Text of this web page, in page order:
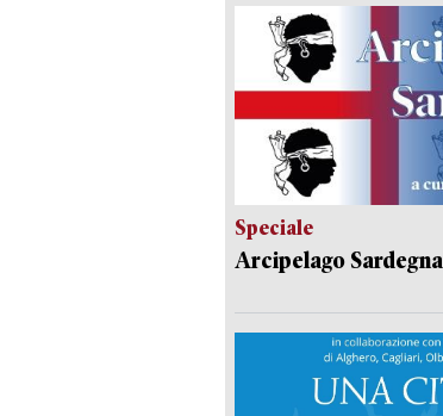
Speciale
Arcipelago Sardegna